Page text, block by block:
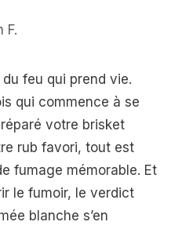
F.
feu qui prend vie.
qui commence à se
votre brisket
rub favori, tout est
fumage mémorable. Et
le fumoir, le verdict
blanche s’en